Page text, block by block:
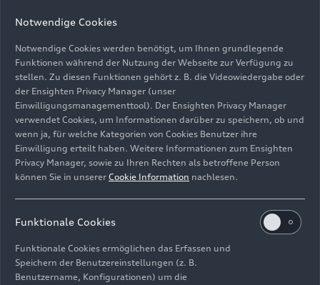
Standaufnahme,
Farbe: Ascariblau Metallic
Bild-Nr: A244301 · Copyright: AUDI AG
Rechte: Verwendung für Pressezwecke honorarfrei
Notwendige Cookies
Notwendige Cookies werden benötigt, um Ihnen grundlegende
Funktionen während der Nutzung der Webseite zur Verfügung zu
stellen. Zu diesen Funktionen gehört z. B. die Videowiedergabe oder
der Ensighten Privacy Manager (unser
Einwilligungsmanagementtool). Der Ensighten Privacy Manager
verwendet Cookies, um Informationen darüber zu speichern, ob und
wenn ja, für welche Kategorien von Cookies Benutzer ihre
Einwilligung erteilt haben. Weitere Informationen zum Ensighten
Privacy Manager, sowie zu Ihren Rechten als betroffene Person
können Sie in unserer Cookie Information nachlesen.
Funktionale Cookies
Funktionale Cookies ermöglichen das Erfassen und
Speichern der Benutzereinstellungen (z. B.
Benutzername, Konfigurationen) um die